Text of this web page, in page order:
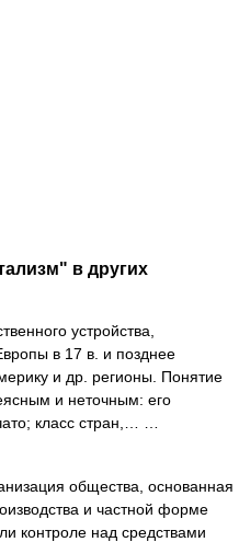
в других
устройства,
в 17 в. и позднее
и др. регионы. Понятие
и неточным: его
класс стран,… …
общества, основанная
и частной форме
контроле над средствами